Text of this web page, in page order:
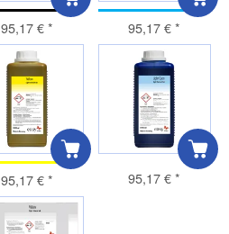
95,17 €* 95,17 €*
95,17 €* 95,17 €*